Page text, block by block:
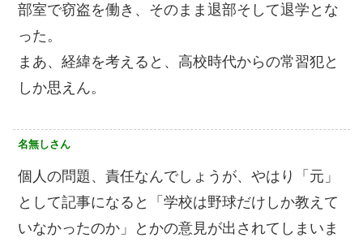
部室で窃盗を働き、そのまま退部そして退学とな
った。
まあ、経緯を考えると、高校時代からの常習犯と
しか思えん。
名無しさん
個人の問題、責任なんでしょうが、やはり「元」
として記事になると「学校は野球だけしか教えて
いなかったのか」とかの意見が出されてしまいま